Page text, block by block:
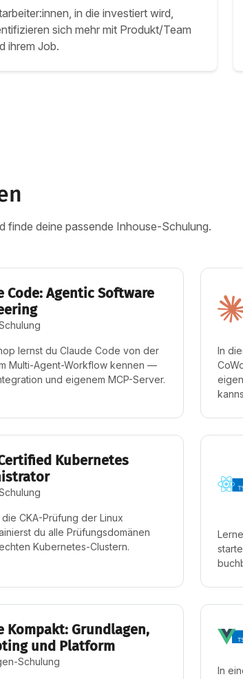
in die investiert wird,
sich mehr mit Produkt/Team
ihrem Job.
finde deine passende Inhouse-Schulung.
Code: Agentic Software
lernst du Claude Code von der
Multi-Agent-Workflow kennen —
und eigenem MCP-Server.
In
Kubernetes
CKA-Prüfung der Linux
du alle Prüfungsdomänen
Kubernetes-Clustern.
Kompakt: Grundlagen,
und Platform
Schulung
In